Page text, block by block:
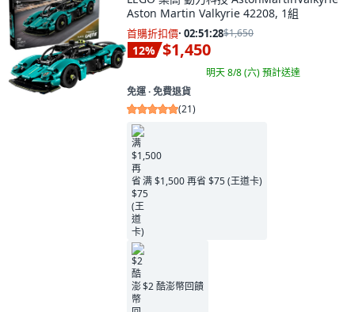
Aston Martin Valkyrie 42208, 1組
首購折扣價· 02:51:27$1,650
12% $1,450
明天 8/8 (六)預計送達
免運 ∙ 免費退貨
(21)
满 $1,500 再省 $75 (王道卡)
$2 酷澎幣回饋